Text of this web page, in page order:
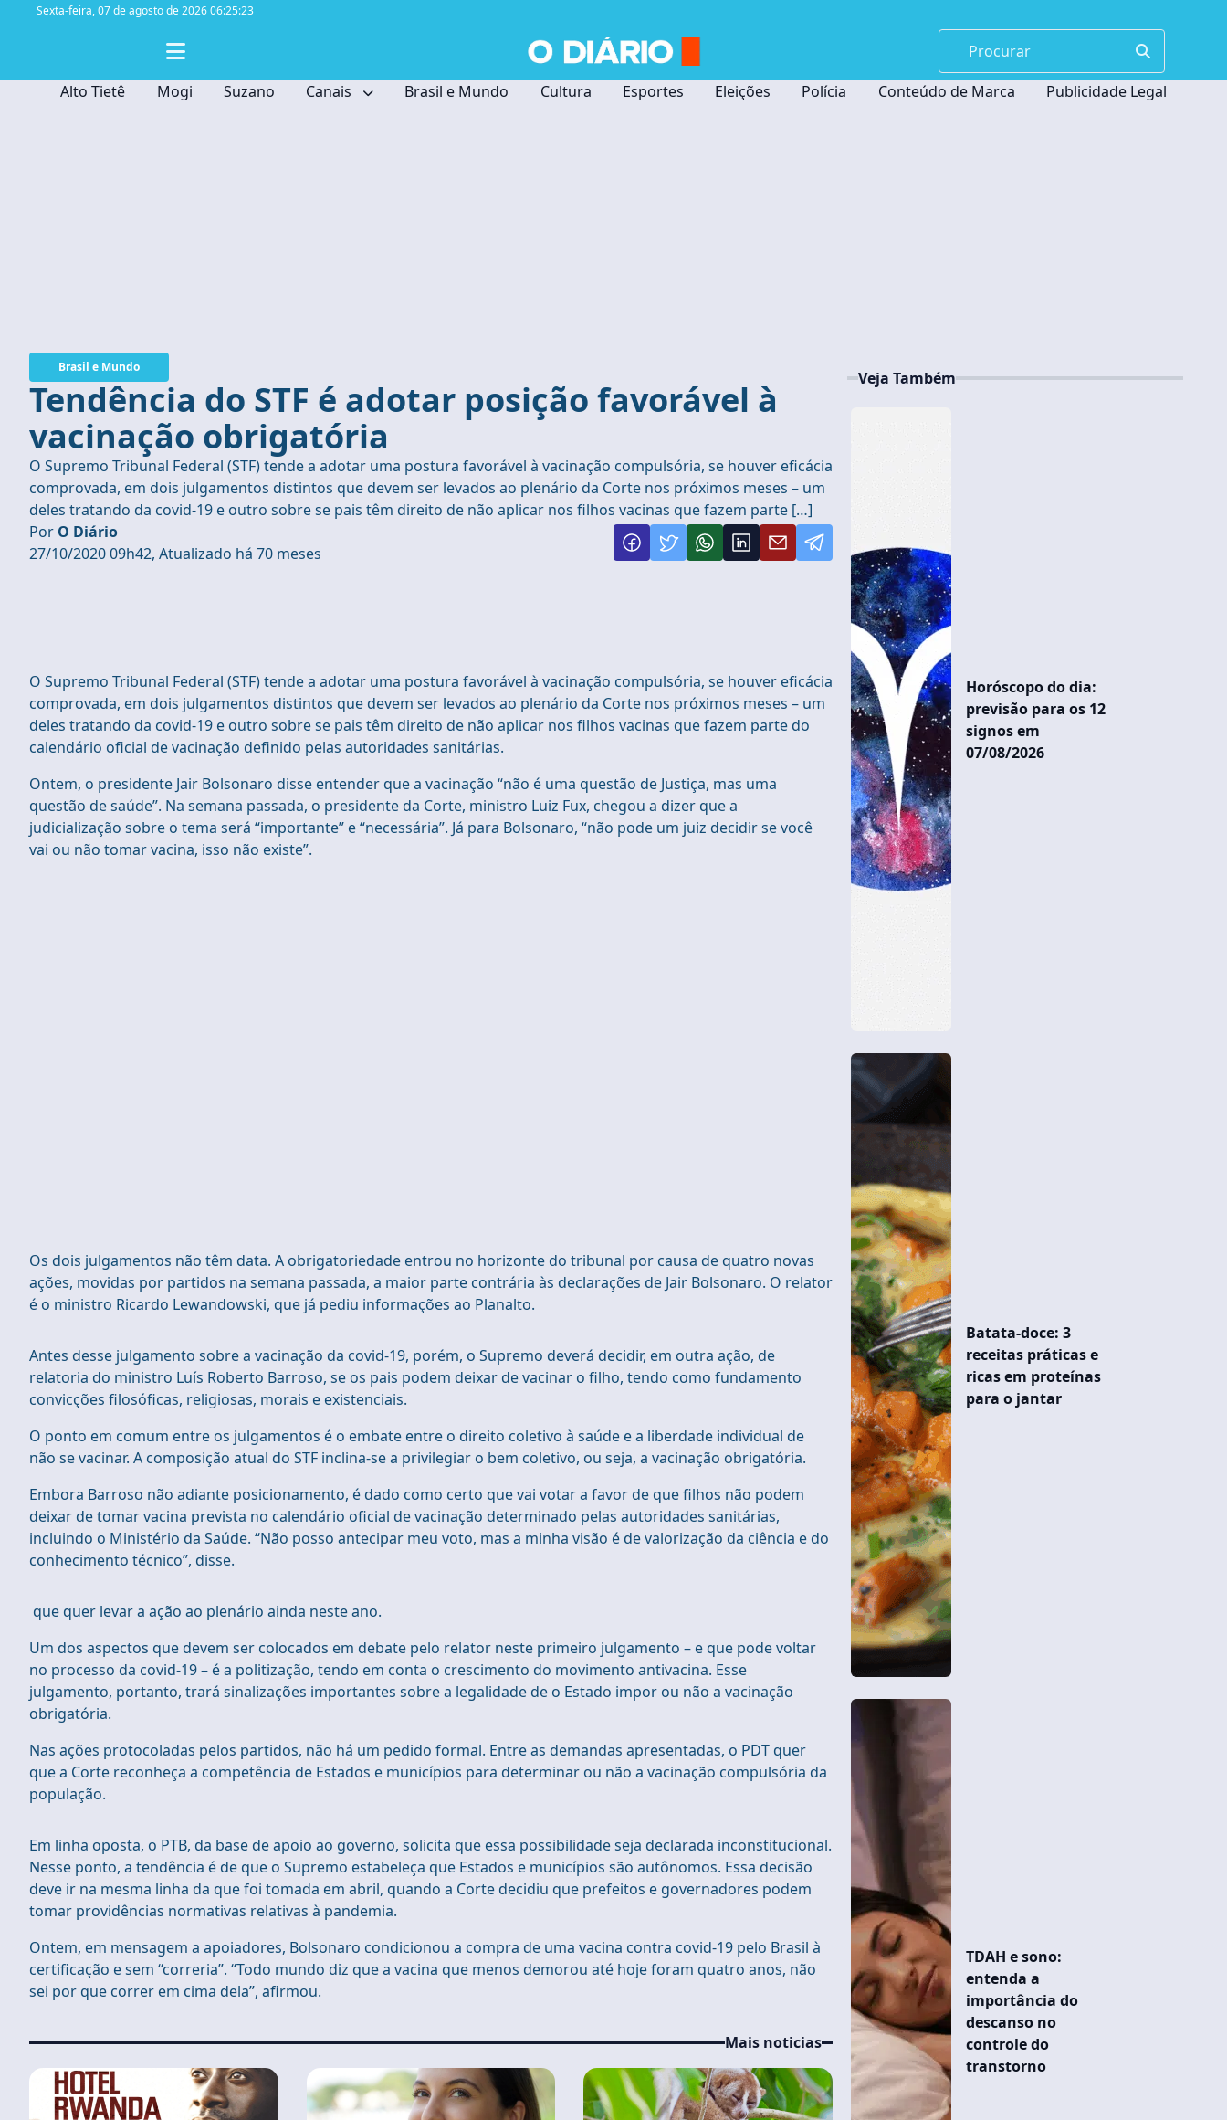
Sexta-feira,07 de agosto de 2026 06:25:24
Alto Tietê Mogi Suzano Canais Brasil e Mundo Cultura Esportes Eleições Polícia Conteúdo de Marca Publicidade Legal
Brasil e Mundo
Tendência do STF é adotar posição favorável à
vacinação obrigatória
O Supremo Tribunal Federal (STF) tende a adotar uma postura favorável à vacinação compulsória, se houver eficácia
comprovada, em dois julgamentos distintos que devem ser levados ao plenário da Corte nos próximos meses – um
deles tratando da covid-19 e outro sobre se pais têm direito de não aplicar nos filhos vacinas que fazem parte […]
Por O Diário
27/10/2020 09h42, Atualizado há 70 meses
O Supremo Tribunal Federal (STF) tende a adotar uma postura favorável à vacinação compulsória, se houver eficácia
comprovada, em dois julgamentos distintos que devem ser levados ao plenário da Corte nos próximos meses – um
deles tratando da covid-19 e outro sobre se pais têm direito de não aplicar nos filhos vacinas que fazem parte do
calendário oficial de vacinação definido pelas autoridades sanitárias.
Ontem, o presidente Jair Bolsonaro disse entender que a vacinação “não é uma questão de Justiça, mas uma
questão de saúde”. Na semana passada, o presidente da Corte, ministro Luiz Fux, chegou a dizer que a
judicialização sobre o tema será “importante” e “necessária”. Já para Bolsonaro, “não pode um juiz decidir se você
vai ou não tomar vacina, isso não existe”.
Os dois julgamentos não têm data. A obrigatoriedade entrou no horizonte do tribunal por causa de quatro novas
ações, movidas por partidos na semana passada, a maior parte contrária às declarações de Jair Bolsonaro. O relator
é o ministro Ricardo Lewandowski, que já pediu informações ao Planalto.
Antes desse julgamento sobre a vacinação da covid-19, porém, o Supremo deverá decidir, em outra ação, de
relatoria do ministro Luís Roberto Barroso, se os pais podem deixar de vacinar o filho, tendo como fundamento
convicções filosóficas, religiosas, morais e existenciais.
O ponto em comum entre os julgamentos é o embate entre o direito coletivo à saúde e a liberdade individual de
não se vacinar. A composição atual do STF inclina-se a privilegiar o bem coletivo, ou seja, a vacinação obrigatória.
Embora Barroso não adiante posicionamento, é dado como certo que vai votar a favor de que filhos não podem
deixar de tomar vacina prevista no calendário oficial de vacinação determinado pelas autoridades sanitárias,
incluindo o Ministério da Saúde. “Não posso antecipar meu voto, mas a minha visão é de valorização da ciência e do
conhecimento técnico”, disse.
que quer levar a ação ao plenário ainda neste ano.
Um dos aspectos que devem ser colocados em debate pelo relator neste primeiro julgamento – e que pode voltar
no processo da covid-19 – é a politização, tendo em conta o crescimento do movimento antivacina. Esse
julgamento, portanto, trará sinalizações importantes sobre a legalidade de o Estado impor ou não a vacinação
obrigatória.
Nas ações protocoladas pelos partidos, não há um pedido formal. Entre as demandas apresentadas, o PDT quer
que a Corte reconheça a competência de Estados e municípios para determinar ou não a vacinação compulsória da
população.
Em linha oposta, o PTB, da base de apoio ao governo, solicita que essa possibilidade seja declarada inconstitucional.
Nesse ponto, a tendência é de que o Supremo estabeleça que Estados e municípios são autônomos. Essa decisão
deve ir na mesma linha da que foi tomada em abril, quando a Corte decidiu que prefeitos e governadores podem
tomar providências normativas relativas à pandemia.
Ontem, em mensagem a apoiadores, Bolsonaro condicionou a compra de uma vacina contra covid-19 pelo Brasil à
certificação e sem “correria”. “Todo mundo diz que a vacina que menos demorou até hoje foram quatro anos, não
sei por que correr em cima dela”, afirmou.
Mais noticias
Veja Também
Horóscopo do dia:
previsão para os 12
signos em
07/08/2026
Batata-doce: 3
receitas práticas e
ricas em proteínas
para o jantar
TDAH e sono:
entenda a
importância do
descanso no
controle do
transtorno